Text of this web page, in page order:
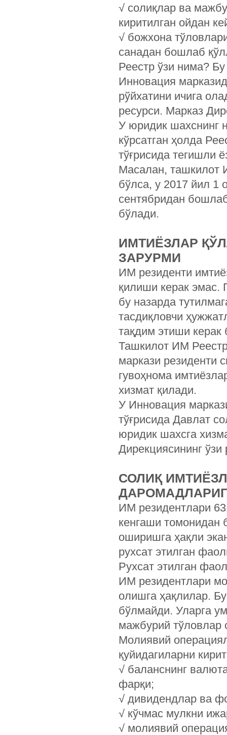
√ солиқлар ва
киритилган ойдан
√ божхона
санадан бошлаб
Реестр ўзи нима?
Инновация
рўйхатини ичига
ресурси. Марказ
У юридик шахснинг
кўрсатган ҳолда
тўғрисида тегишли
Масалан, ташкилот
бўлса, у 2017 йил 1
сентябридан
бўлади.
ИМТИЁЗЛАР
ЗАРУРМИ
ИМ резиденти
қилиши керак
бу назарда
тасдиқловчи
тақдим этиши
Ташкилот ИМ
маркази резиденти
гувоҳнома
хизмат қилади.
У Инновация
тўғрисида Давлат
юридик шахсга
Дирекциясининг
СОЛИҚ
ИМ резидентлари
кенгаши томонидан
оширишга ҳақли
рухсат этилган
Рухсат этилган
ИМ резидентлари
олишга ҳақлилар.
бўлмайди. Уларга
мажбурий тўловлар
Молиявий
қуйидагиларни
√ баланснинг
фарқи;
√ дивидендлар ва
√ кўчмас мулкни
√ молиявий